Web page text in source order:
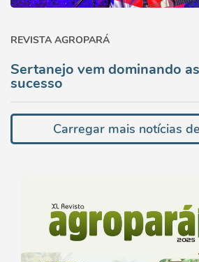
REVISTA AGROPARÁ
Sertanejo vem dominando
sucesso
Carregar mais notícias